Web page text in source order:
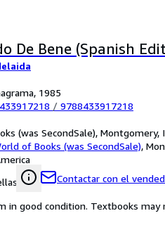
De Bene (Spanish
1985
/ 9788433917218
(was SecondSale), Montgomery,
of Books (was SecondSale),
Contactar con el
in good condition. Textbooks